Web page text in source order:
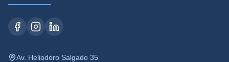
Av. Heliodoro Salgado 35